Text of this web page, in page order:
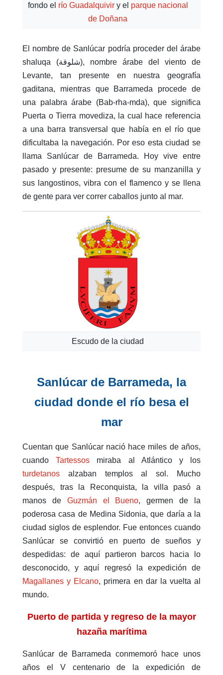
fondo el río Guadalquiviry el parque nacional
de Doñana
El nombre de Sanlúcar podría proceder del árabe
shaluqa (شلوقة), nombre árabe del viento de
Levante, tan presente en nuestra geografía
gaditana, mientras que Barrameda procede de
una palabra árabe (Bab-rha-mda), que significa
Puerta o Tierra movediza, la cual hace referencia
a una barra transversal que había en el río que
dificultaba la navegación. Por eso esta ciudad se
llama Sanlúcar de Barrameda.
Hoy vive entre
pasado y presente: presume de su manzanilla y
sus langostinos, vibra con el flamenco y se llena
de gente para ver correr caballos junto al mar.
Escudo de la ciudad
Sanlúcar de Barrameda, la
ciudad donde el río besa el
mar
Cuentan que Sanlúcar nació hace miles de años,
cuandoTartessos miraba al Atlántico y los
turdetanos alzaban templos al sol. Mucho
después, tras la Reconquista, la villa pasó a
manos de Guzmán el Bueno, germen de la
poderosa casa de Medina Sidonia, que daría a la
ciudad siglos de esplendor. Fue entonces cuando
Sanlúcar se convirtió en puerto de sueños y
despedidas: de aquí partieron barcos hacia lo
desconocido, y aquí regresó la expedición de
Magallanes y Elcano, primera en dar la vuelta al
mundo.
Puerto de partida y regreso de la mayor
hazaña marítima
Sanlúcar de Barrameda conmemoró hace unos
años el V centenario de la expedición de